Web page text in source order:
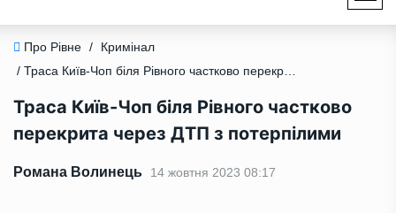
Про Рівне /
Кримінал
/ Траса Київ-Чоп біля Рівного частково перекрита через ДТП з потерпілими
Траса Київ-Чоп біля Рівного частково
перекрита через ДТП з потерпілими
Романа Волинець 14 жовтня 2023 08:17